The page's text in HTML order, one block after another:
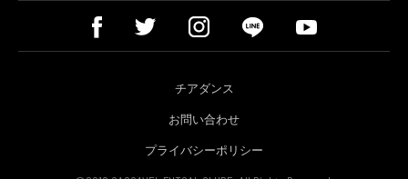
チアダンス
お問い合わせ
プライバシーポリシー